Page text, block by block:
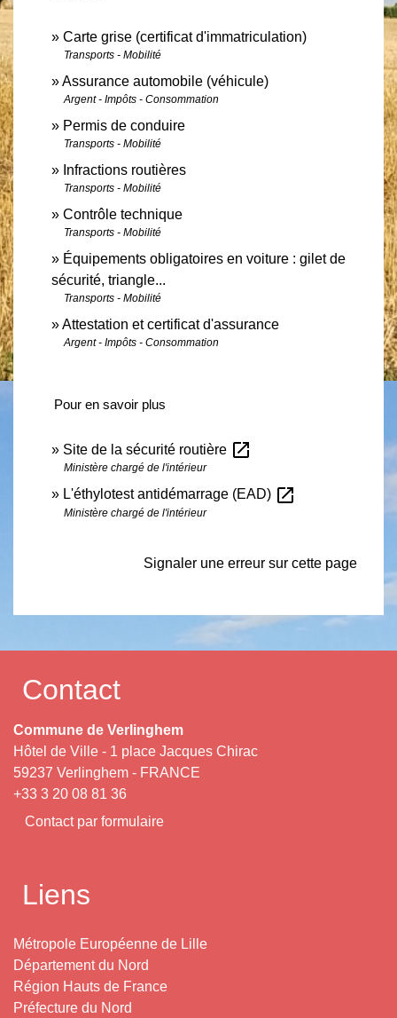
Carte grise (certificat d'immatriculation)
Transports - Mobilité
Assurance automobile (véhicule)
Argent - Impôts - Consommation
Permis de conduire
Transports - Mobilité
Infractions routières
Transports - Mobilité
Contrôle technique
Transports - Mobilité
Équipements obligatoires en voiture : gilet de
sécurité, triangle...
Transports - Mobilité
Attestation et certificat d'assurance
Argent - Impôts - Consommation
Pour en savoir plus
Site de la sécurité routière open_in_new
Ministère chargé de l'intérieur
L'éthylotest antidémarrage (EAD) open_in_new
Ministère chargé de l'intérieur
Signaler une erreur sur cette page
Contact
Commune de Verlinghem
Hôtel de Ville - 1 place Jacques Chirac
59237 Verlinghem - FRANCE
+33 3 20 08 81 36
Contact par formulaire
Liens
Métropole Européenne de Lille
Département du Nord
Région Hauts de France
Préfecture du Nord